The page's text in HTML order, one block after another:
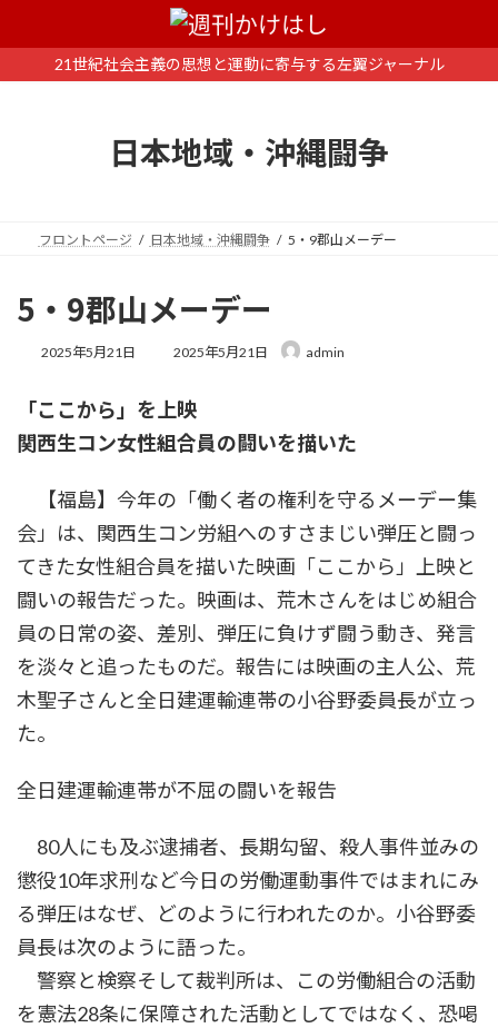
ン
ー
21世紀社会主義の思想と運動に寄与する左翼ジャーナル
日本地域・沖縄闘争
フロントページ 日本地域・沖縄闘争 5・9郡山メーデー
5・9郡山メーデー
2025年5月21日
最
新
時
2025年5月21日 admin
「ここから」を上映
関西生コン女性組合員の闘いを描いた
【福島】今年の「働く者の権利を守るメーデー集
会」は、関西生コン労組へのすさまじい弾圧と闘っ
てきた女性組合員を描いた映画「ここから」上映と
闘いの報告だった。映画は、荒木さんをはじめ組合
員の日常の姿、差別、弾圧に負けず闘う動き、発言
を淡々と追ったものだ。報告には映画の主人公、荒
木聖子さんと全日建運輸連帯の小谷野委員長が立っ
た。
全日建運輸連帯が不屈の闘いを報告
80人にも及ぶ逮捕者、長期勾留、殺人事件並みの
懲役10年求刑など今日の労働運動事件ではまれにみ
る弾圧はなぜ、どのように行われたのか。小谷野委
員長は次のように語った。
警察と検察そして裁判所は、この労働組合の活動
を憲法28条に保障された活動としてではなく、恐喝